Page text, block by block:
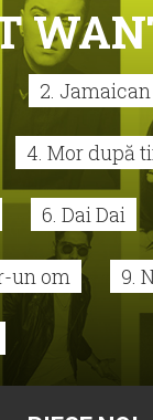
2.
4. Mor după
6. Dai Dai
un om 9.